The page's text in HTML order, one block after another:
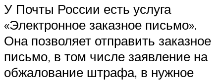
У Почты России есть услуга
«Электронное заказное письмо».
Она позволяет отправить заказное
письмо, в том числе заявление на
обжалование штрафа, в нужное